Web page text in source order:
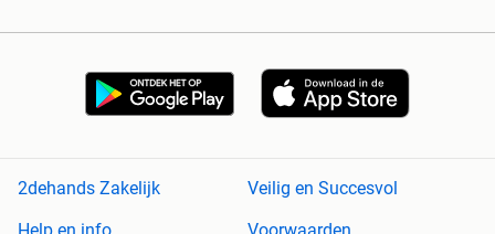
2dehands Zakelijk
Veilig en Succesvol